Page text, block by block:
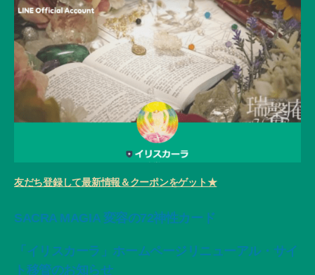
友だち登録して最新情報＆クーポンをゲット★
SACRA MAGIA 変容の72神性カード
「イリスカーラ」ホームページリニューアル・サイ
ト移管のお知らせ